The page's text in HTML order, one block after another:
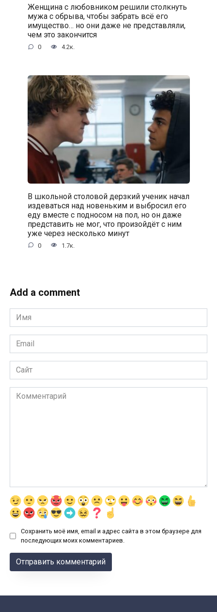
Женщина с любовником решили столкнуть
мужа с обрыва, чтобы забрать всё его
имущество… но они даже не представляли,
чем это закончится
0 4.2к.
В школьной столовой дерзкий ученик начал
издеваться над новеньким и выбросил его
еду вместе с подносом на пол, но он даже
представить не мог, что произойдёт с ним
уже через несколько минут
0 1.7к.
Add a comment
Имя
*
Email
*
Сайт
Комментарий
Сохранить моё имя, email и адрес сайта в этом браузере для
последующих моих комментариев.